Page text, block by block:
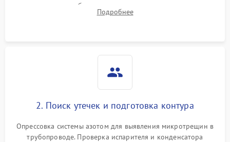
1000 ₽
1800 ₽
сопротивления обмоток мотора, проверка термостата и
считывание кодов ошибок с электронного дисплея.
Подробнее
2. Поиск утечек и подготовка контура
Опрессовка системы азотом для выявления микротрещин в
трубопроводе. Проверка испарителя и конденсатора